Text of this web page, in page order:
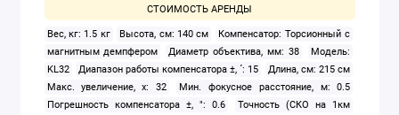
Вес, кг: 1.5 кг Высота, см: 140 см
Компенсатор: Торсионный с
магнитным демпфером
Диаметр объектива, мм: 38
Модель:
KL32
Диапазон работы компенсатора ±, ´: 15
Длина, см: 215 см
Макс. увеличение, x: 32
Мин. фокусное расстояние, м: 0.5
Погрешность компенсатора ±, ": 0.6
Точность (СКО на 1км